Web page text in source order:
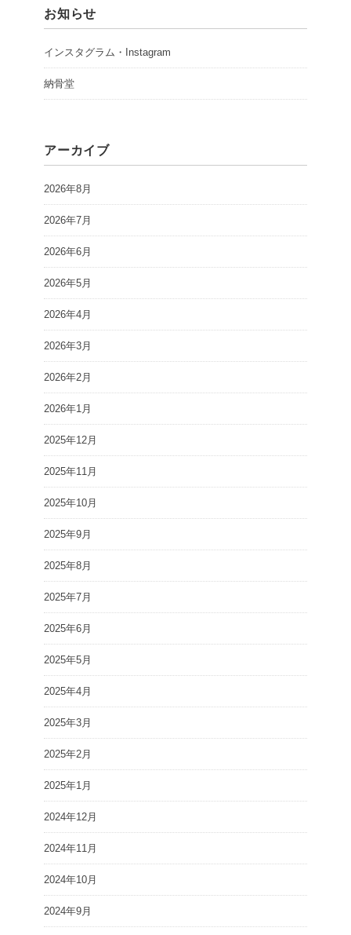
お知らせ
インスタグラム・Instagram
納骨堂
アーカイブ
2026年8月
2026年7月
2026年6月
2026年5月
2026年4月
2026年3月
2026年2月
2026年1月
2025年12月
2025年11月
2025年10月
2025年9月
2025年8月
2025年7月
2025年6月
2025年5月
2025年4月
2025年3月
2025年2月
2025年1月
2024年12月
2024年11月
2024年10月
2024年9月